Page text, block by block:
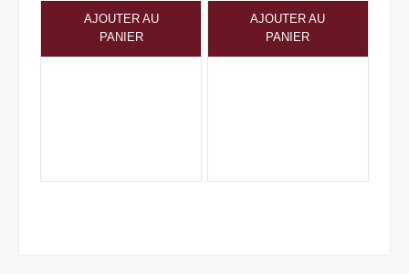
initial
AJOUTER AU
PANIER
AJOUTER AU
PANIER